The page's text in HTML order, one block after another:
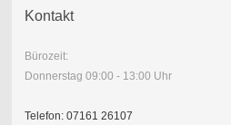
Kontakt
Bürozeit:
Donnerstag 09:00 - 13:00 Uhr
Telefon: 07161 26107